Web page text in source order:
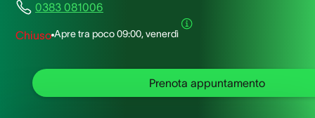
0383 081006
Chiuso Apre tra poco09:00, venerdì
Prenota appuntamento